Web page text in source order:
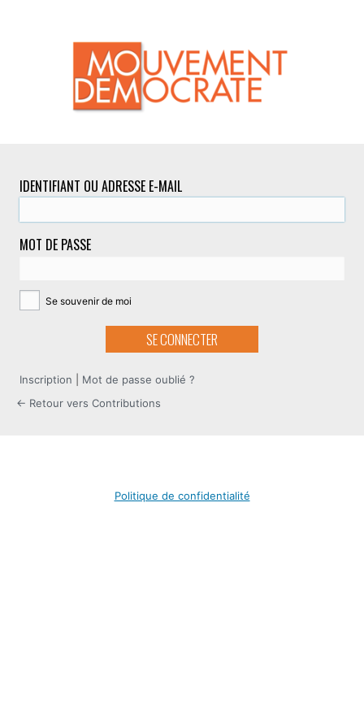
IDENTIFIANT OU ADRESSE E-MAIL
MOT DE PASSE
Se souvenir de moi
Inscription
Mot de passe oublié ?
← Retour vers Contributions
Politique de confidentialité